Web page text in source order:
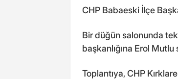
CHP Babaeski İlçe
Bir düğün salonunda
başkanlığına Erol Mutlu
Toplantıya, CHP